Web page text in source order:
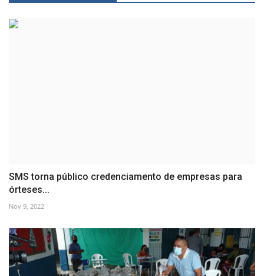
SMS torna público credenciamento de empresas para
órteses...
Nov 9, 2022